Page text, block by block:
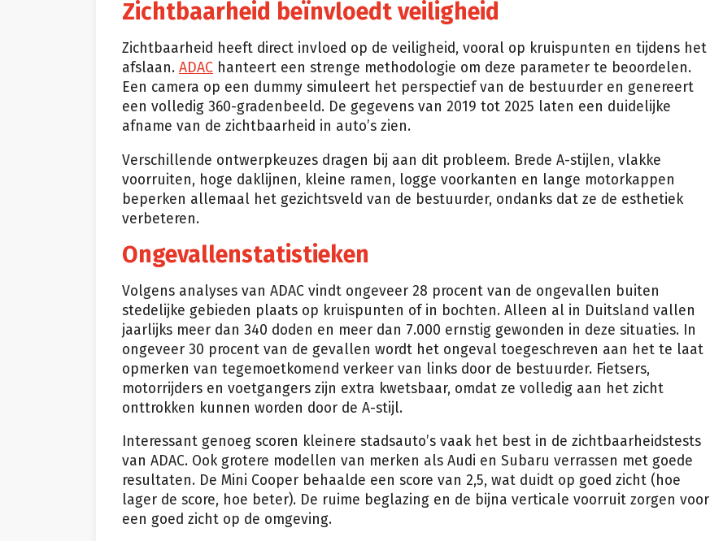
Zichtbaarheid beïnvloedt veiligheid
Zichtbaarheid heeft direct invloed op de veiligheid, vooral op kruispunten en tijdens het
afslaan. ADAC hanteert een strenge methodologie om deze parameter te beoordelen.
Een camera op een dummy simuleert het perspectief van de bestuurder en genereert
een volledig 360-gradenbeeld. De gegevens van 2019 tot 2025 laten een duidelijke
afname van de zichtbaarheid in auto’s zien.
Verschillende ontwerpkeuzes dragen bij aan dit probleem. Brede A-stijlen, vlakke
voorruiten, hoge daklijnen, kleine ramen, logge voorkanten en lange motorkappen
beperken allemaal het gezichtsveld van de bestuurder, ondanks dat ze de esthetiek
verbeteren.
Ongevallenstatistieken
Volgens analyses van ADAC vindt ongeveer 28 procent van de ongevallen buiten
stedelijke gebieden plaats op kruispunten of in bochten. Alleen al in Duitsland vallen
jaarlijks meer dan 340 doden en meer dan 7.000 ernstig gewonden in deze situaties. In
ongeveer 30 procent van de gevallen wordt het ongeval toegeschreven aan het te laat
opmerken van tegemoetkomend verkeer van links door de bestuurder. Fietsers,
motorrijders en voetgangers zijn extra kwetsbaar, omdat ze volledig aan het zicht
onttrokken kunnen worden door de A-stijl.
Interessant genoeg scoren kleinere stadsauto’s vaak het best in de zichtbaarheidstests
van ADAC. Ook grotere modellen van merken als Audi en Subaru verrassen met goede
resultaten. De Mini Cooper behaalde een score van 2,5, wat duidt op goed zicht (hoe
lager de score, hoe beter). De ruime beglazing en de bijna verticale voorruit zorgen voor
een goed zicht op de omgeving.